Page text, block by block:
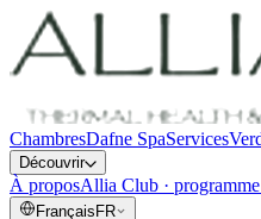
ChambresDafne SpaServices
Découvrir
À proposAllia Club ·
Français FR